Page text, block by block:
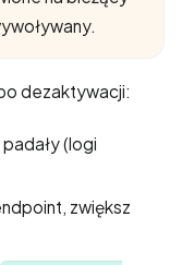
dezaktywacji:
(logi
zwiększ